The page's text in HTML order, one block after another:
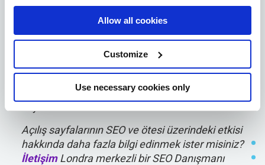
Allow all cookies
Customize
Use necessary cookies only
müşterilerden bilgi almak için tasarlanmıştır.
Öyle ki, bir müşteri sayfaya girdiğinde,
tıklamaları potansiyel müşterilere dönüştüren
araçlar vardır ve karşılığında müşteri erişim
böylece açılış sayfasını web sitesindeki diğer
Açılış sayfalarının SEO ve ötesi üzerindeki etkisi
hakkında daha fazla bilgi edinmek ister misiniz?
İletişimLondra merkezli bir SEO Danışmanı